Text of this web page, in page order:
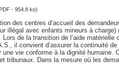
- 954.8 ko)
des centres d’accueil des
illégal avec enfants mineurs à charge)
de la transition de l’aide matérielle
il convient d’assurer la continuité de
vie conforme à la dignité humaine.
tribunaux. Dans la mesure où les